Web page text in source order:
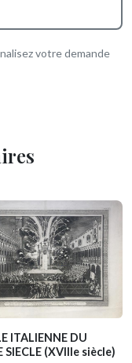
votre demande
ITALIENNE DU
SIECLE (XVIIIe siècle)